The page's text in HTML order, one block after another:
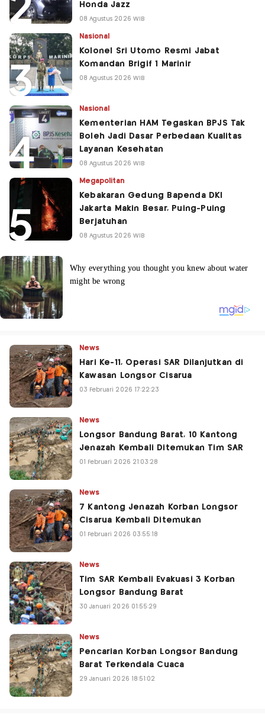
Honda Jazz
08 Agustus 2026 WIB
Nasional
Kolonel Sri Utomo Resmi Jabat
Komandan Brigif 1 Marinir
08 Agustus 2026 WIB
Nasional
Kementerian HAM Tegaskan BPJS Tak
Boleh Jadi Dasar Perbedaan Kualitas
Layanan Kesehatan
08 Agustus 2026 WIB
Megapolitan
Kebakaran Gedung Bapenda DKI
Jakarta Makin Besar, Puing-Puing
Berjatuhan
08 Agustus 2026 WIB
News
Hari Ke-11, Operasi SAR Dilanjutkan di
Kawasan Longsor Cisarua
03 Februari 2026 17:22:23
News
Longsor Bandung Barat, 10 Kantong
Jenazah Kembali Ditemukan Tim SAR
01 Februari 2026 21:03:28
News
7 Kantong Jenazah Korban Longsor
Cisarua Kembali Ditemukan
01 Februari 2026 03:55:18
News
Tim SAR Kembali Evakuasi 3 Korban
Longsor Bandung Barat
30 Januari 2026 01:55:29
News
Pencarian Korban Longsor Bandung
Barat Terkendala Cuaca
29 Januari 2026 18:51:02